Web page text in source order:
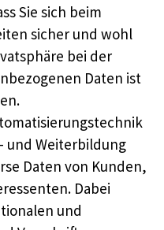
Sie sich beim
sicher und wohl
bei der
Daten ist
und Weiterbildung
Daten von Kunden,
Dabei
und